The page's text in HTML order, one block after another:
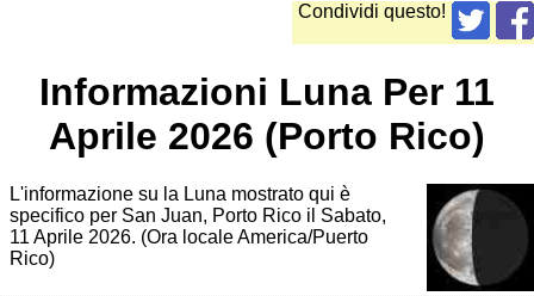
Condividi questo!
Informazioni Luna Per 11
Aprile 2026 (Porto Rico)
L'informazione su la Luna mostrato qui è
specifico per San Juan, Porto Rico il Sabato,
11 Aprile 2026. (Ora locale America/Puerto
Rico)